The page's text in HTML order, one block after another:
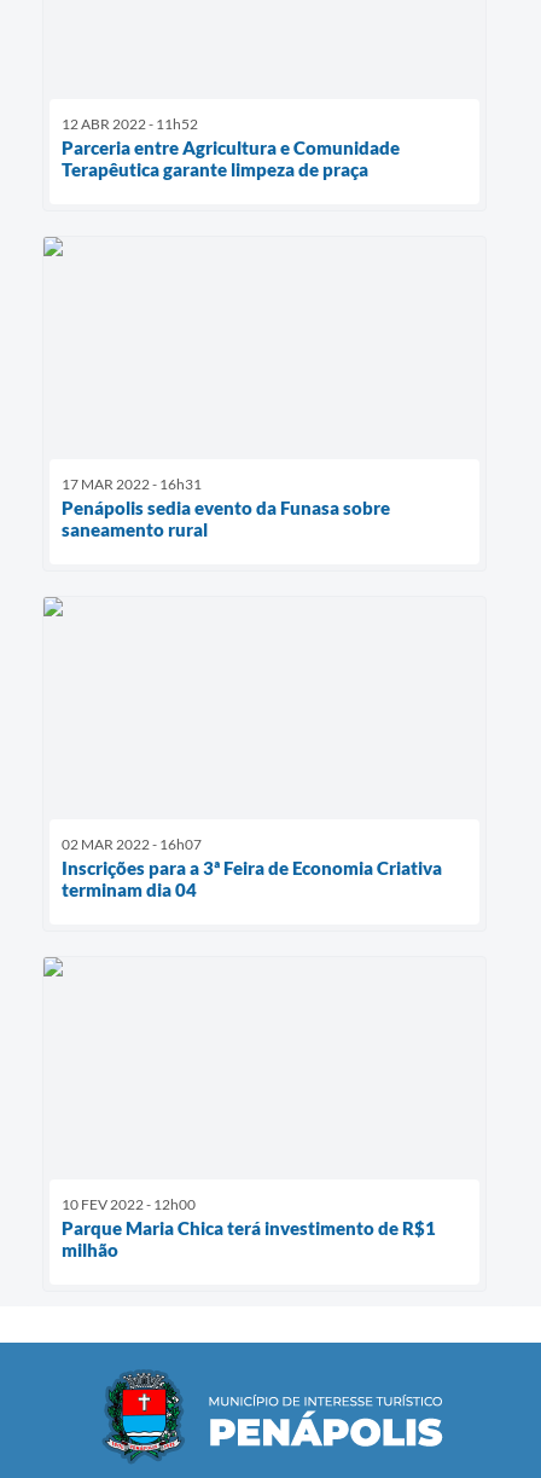
12 ABR 2022 - 11h52
Parceria entre Agricultura e Comunidade
Terapêutica garante limpeza de praça
17 MAR 2022 - 16h31
Penápolis sedia evento da Funasa sobre
saneamento rural
02 MAR 2022 - 16h07
Inscrições para a 3ª Feira de Economia Criativa
terminam dia 04
10 FEV 2022 - 12h00
Parque Maria Chica terá investimento de R$1
milhão